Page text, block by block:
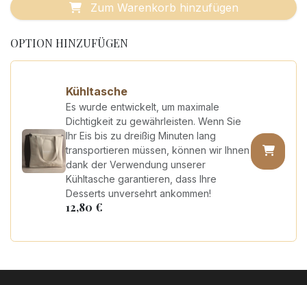
Zum Warenkorb hinzufügen
OPTION HINZUFÜGEN
Kühltasche
Es wurde entwickelt, um maximale
Dichtigkeit zu gewährleisten. Wenn Sie
Ihr Eis bis zu dreißig Minuten lang
transportieren müssen, können wir Ihnen
dank der Verwendung unserer
Kühltasche garantieren, dass Ihre
Desserts unversehrt ankommen!
12,80 €